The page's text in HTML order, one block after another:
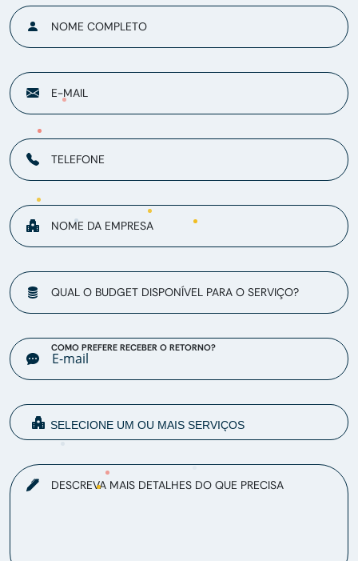
NOME COMPLETO
E-MAIL
TELEFONE
NOME DA EMPRESA
QUAL O BUDGET DISPONÍVEL PARA O SERVIÇO?
COMO PREFERE RECEBER O RETORNO?
DESCREVA MAIS DETALHES DO QUE PRECISA